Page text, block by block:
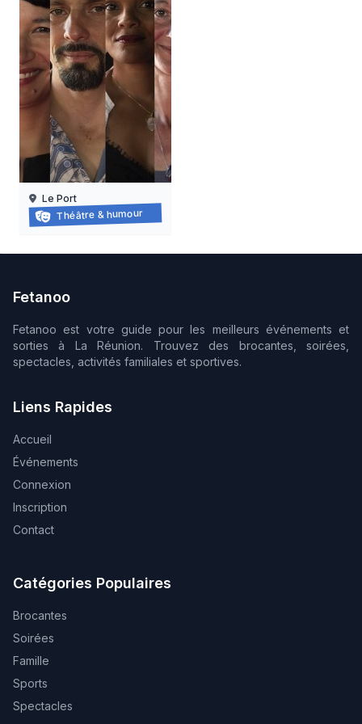
KRWAZMAN
11/09/2026
Le Port
Théâtre & humour
Fetanoo
Fetanoo est votre guide pour les meilleurs événements et
sorties à La Réunion. Trouvez des brocantes, soirées,
spectacles, activités familiales et sportives.
Liens Rapides
Accueil
Événements
Connexion
Inscription
Contact
Catégories Populaires
Brocantes
Soirées
Famille
Sports
Spectacles